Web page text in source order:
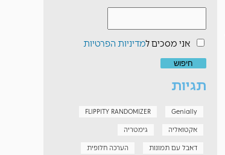
אני מסכים למדיניות הפרטיות
תגיות
FLIPPITY RANDOMIZER
Genially
אקטואליה
גימטריה
דאבל עם תמונות
הערכה חלופית